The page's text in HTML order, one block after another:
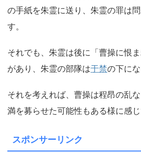
の手紙を朱霊に送り、朱霊の罪は
す。
それでも、朱霊は後に「曹操に恨
があり、朱霊の部隊は于禁の下にな
それを考えれば、曹操は程昂の乱
満を募らせた可能性もある様に感じ
スポンサーリンク